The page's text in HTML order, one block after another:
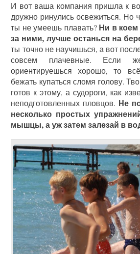
И вот ваша компания пришла к
дружно ринулись освежиться. Но
ты не умеешь плавать? Ни в коем
за ними, лучше останься на
ты точно не научишься, а вот
совсем плачевные.
ориентируешься хорошо, то
бежать купаться сломя голову.
готов к этому, а судороги, как
неподготовленных пловцов. Не
несколько простых
мышцы, а уж затем залезай в